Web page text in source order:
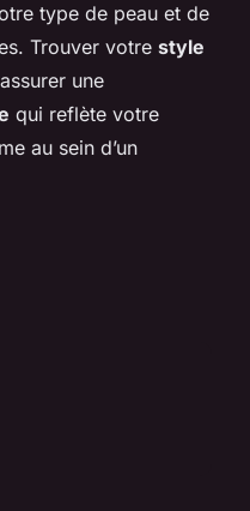
type de peau et de
Trouver votre style
une
qui reflète votre
au sein d’un